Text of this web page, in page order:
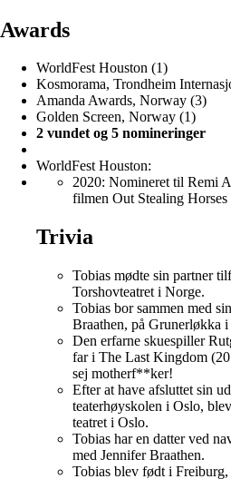
Awards
WorldFest Houston (1)
Kosmorama, Trondheim
Amanda Awards, Norway (3)
Golden Screen, Norway (1)
2 vundet og 5 nomineringer
WorldFest Houston:
2020: Nomineret til Remi
filmen Out Stealing Horses
Trivia
Tobias mødte sin partner
Torshovteatret i Norge.
Tobias bor sammen med
Braathen, på Grunerløkka i
Den erfarne skuespiller
far i The Last Kingdom
sej motherf**ker!
Efter at have afsluttet sin
teaterhøyskolen i Oslo,
teatret i Oslo.
Tobias har en datter ved
med Jennifer Braathen.
Tobias blev født i